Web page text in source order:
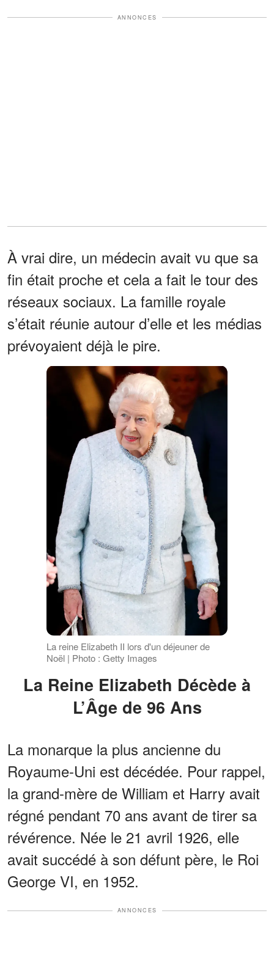
ANNONCES
À vrai dire, un médecin avait vu que sa
fin était proche et cela a fait le tour des
réseaux sociaux. La famille royale
s’était réunie autour d’elle et les médias
prévoyaient déjà le pire.
La reine Elizabeth II lors d'un déjeuner de
Noël | Photo : Getty Images
La Reine Elizabeth Décède à
L’Âge de 96 Ans
La monarque la plus ancienne du
Royaume-Uni est décédée. Pour rappel,
la grand-mère de William et Harry avait
régné pendant 70 ans avant de tirer sa
révérence. Née le 21 avril 1926, elle
avait succédé à son défunt père, le Roi
George VI, en 1952.
ANNONCES